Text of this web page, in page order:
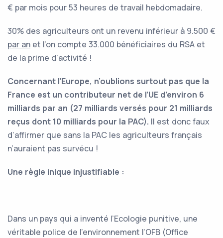
€ par mois pour 53 heures de travail hebdomadaire.
30% des agriculteurs ont un revenu inférieur à 9.500 €
par an et l’on compte 33.000 bénéficiaires du RSA et
de la prime d’activité !
Concernant l’Europe, n’oublions surtout pas que la
France est un contributeur net de l’UE d’environ 6
milliards par an (27 milliards versés pour 21 milliards
reçus dont 10 milliards pour la PAC). Il est donc faux
d’affirmer que sans la PAC les agriculteurs français
n’auraient pas survécu !
Une règle inique injustifiable :
Dans un pays qui a inventé l’Ecologie punitive, une
véritable police de l’environnement l’OFB (Office